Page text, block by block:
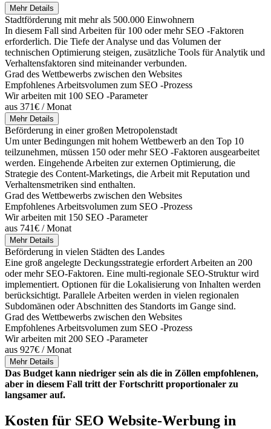
Mehr Details
Stadtförderung mit mehr als 500.000 Einwohnern
In diesem Fall sind Arbeiten für 100 oder mehr SEO -Faktoren
erforderlich. Die Tiefe der Analyse und das Volumen der
technischen Optimierung steigen, zusätzliche Tools für Analytik und
Verhaltensfaktoren sind miteinander verbunden.
Grad des Wettbewerbs zwischen den Websites
Empfohlenes Arbeitsvolumen zum SEO -Prozess
Wir arbeiten mit 100 SEO -Parameter
aus 371€ / Monat
Mehr Details
Beförderung in einer großen Metropolenstadt
Um unter Bedingungen mit hohem Wettbewerb an den Top 10
teilzunehmen, müssen 150 oder mehr SEO -Faktoren ausgearbeitet
werden. Eingehende Arbeiten zur externen Optimierung, die
Strategie des Content-Marketings, die Arbeit mit Reputation und
Verhaltensmetriken sind enthalten.
Grad des Wettbewerbs zwischen den Websites
Empfohlenes Arbeitsvolumen zum SEO -Prozess
Wir arbeiten mit 150 SEO -Parameter
aus 741€ / Monat
Mehr Details
Beförderung in vielen Städten des Landes
Eine groß angelegte Deckungsstrategie erfordert Arbeiten an 200
oder mehr SEO-Faktoren. Eine multi-regionale SEO-Struktur wird
implementiert. Optionen für die Lokalisierung von Inhalten werden
berücksichtigt. Parallele Arbeiten werden in vielen regionalen
Subdomänen oder Abschnitten des Standorts im Gange sind.
Grad des Wettbewerbs zwischen den Websites
Empfohlenes Arbeitsvolumen zum SEO -Prozess
Wir arbeiten mit 200 SEO -Parameter
aus 927€ / Monat
Mehr Details
Das Budget kann niedriger sein als die in Zöllen empfohlenen,
aber in diesem Fall tritt der Fortschritt proportionaler zu
langsamer auf.
Kosten für SEO Website-Werbung in